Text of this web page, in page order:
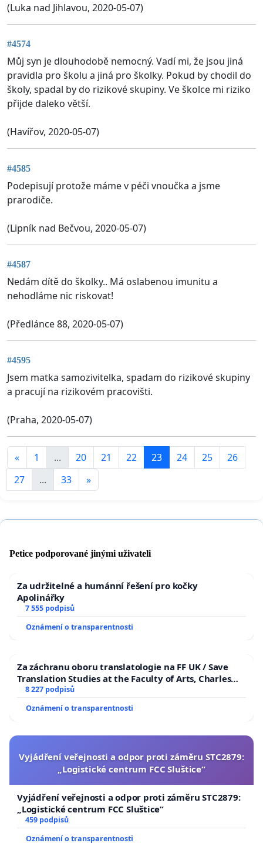
(Luka nad Jihlavou, 2020-05-07)
#4574
Můj syn je dlouhodobě nemocný. Vadí mi, že jsou jiná
pravidla pro školu a jiná pro školky. Pokud by chodil do
školy, spadal by do rizikové skupiny. Ve školce mi riziko
přijde daleko větší.
(Havířov, 2020-05-07)
#4585
Podepisují protože máme v péči vnoučka a jsme
prarodiče.
(Lipník nad Bečvou, 2020-05-07)
#4587
Nedám dítě do školky.. Má oslabenou imunitu a
nehodláme nic riskovat!
(Předlánce 88, 2020-05-07)
#4595
Jsem matka samozivitelka, spadam do rizikové skupiny
a pracují na rizikovém pracovišti.
(Praha, 2020-05-07)
« 1 ... 20 21 22 23 24 25
26
27
... 33 »
Petice podporované jinými uživateli
Za udržitelné a humánní řešení pro kočky
Apolinářky
7 555 podpisů
Oznámení o transparentnosti
Za záchranu oboru translatologie na FF UK / Save
Translation Studies at the Faculty of Arts, Charles
University
8 227 podpisů
Oznámení o transparentnosti
Vyjádření veřejnosti a odpor proti záměru STC2879:
„Logistické centrum FCC Sluštice“
Vyjádření veřejnosti a odpor proti záměru STC2879:
„Logistické centrum FCC Sluštice“
459 podpisů
Oznámení o transparentnosti